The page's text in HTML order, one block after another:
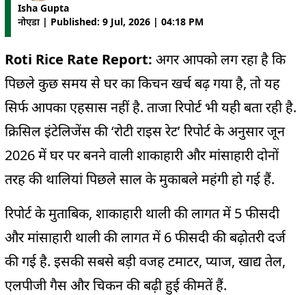
Isha Gupta
नोएडा | Published: 9 Jul, 2026 | 04:18 PM
Roti Rice Rate Report: अगर आपको लग रहा है कि
पिछले कुछ समय से घर का किचन खर्च बढ़ गया है, तो यह
सिर्फ आपका एहसास नहीं है. ताजा रिपोर्ट भी यही बता रही है.
क्रिसिल इंटेलिजेंस की ‘रोटी राइस रेट’ रिपोर्ट के अनुसार जून
2026 में घर पर बनने वाली शाकाहारी और मांसाहारी दोनों
तरह की थालियां पिछले साल के मुकाबले महंगी हो गई हैं.
रिपोर्ट के मुताबिक, शाकाहारी थाली की लागत में 5 फीसदी
और मांसाहारी थाली की लागत में 6 फीसदी की बढ़ोतरी दर्ज
की गई है. इसकी सबसे बड़ी वजह टमाटर, प्याज, खाद्य तेल,
एलपीजी गैस और चिकन की बढ़ी हुई कीमतें हैं.